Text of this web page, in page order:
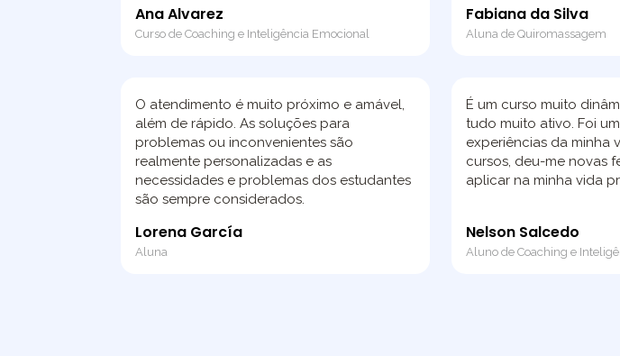
Ana Alvarez
Curso de Coaching e Inteligência Emocional
Fabiana da Silva
Aluna de Quiromassagem
O atendimento é muito próximo e amável,
além de rápido. As soluções para
problemas ou inconvenientes são
realmente personalizadas e as
necessidades e problemas dos estudantes
são sempre considerados.
Lorena García
Aluna
É um curso muito
tudo muito ativo. Foi
experiências da minha
cursos, deu-me novas
aplicar na minha vida
Nelson Salcedo
Aluno de Coaching e